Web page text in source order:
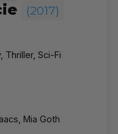
(2017)
Thriller, Sci-Fi
Mia Goth